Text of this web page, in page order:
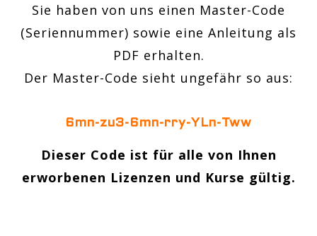
Sie haben von uns einen Master-Code
(Seriennummer) sowie eine Anleitung als
PDF erhalten.
Der Master-Code sieht ungefähr so aus:
6mn-zu3-6mn-rry-YLn-Tww
Dieser Code ist für alle von Ihnen
erworbenen Lizenzen und Kurse gültig.